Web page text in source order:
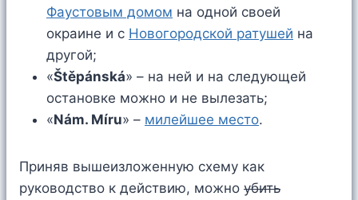
Фаустовым домом на одной своей
окраине и с Новогородской ратушей на
другой;
«Štěpánská» – на ней и на следующей
остановке можно и не вылезать;
«Nám. Míru» – милейшее место.
Приняв вышеизложенную схему как
руководство к действию, можно убить